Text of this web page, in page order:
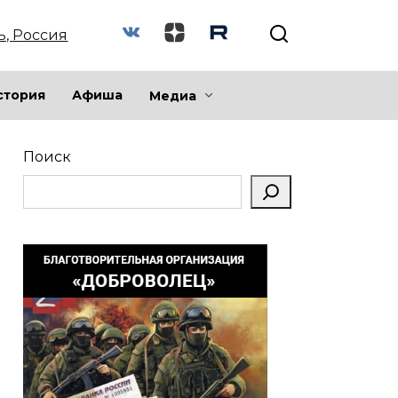
Россия
Афиша Медиа
Поиск